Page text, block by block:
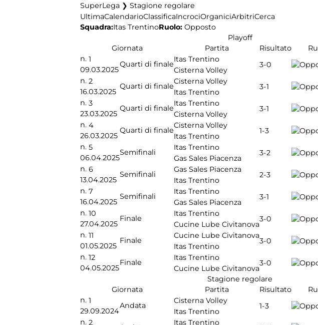
SuperLega ❯ Stagione regolare
UltimaCalendarioClassificaIncrociOrganiciArbitriCerca
Squadra:Itas TrentinoRuolo: Opposto
Playoff
Giornata
Partita Risultato
n. 1
09.03.2025
Quarti di finale
Itas Trentino
Cisterna Volley
3-0
n. 2
16.03.2025
Quarti di finale
Cisterna Volley
Itas Trentino
3-1
n. 3
23.03.2025
Quarti di finale
Itas Trentino
Cisterna Volley
3-1
n. 4
26.03.2025
Quarti di finale
Cisterna Volley
Itas Trentino
1-3
n. 5
06.04.2025
Semifinali
Itas Trentino
Gas Sales Piacenza
3-2
n. 6
13.04.2025
Semifinali
Gas Sales Piacenza
Itas Trentino
2-3
n. 7
16.04.2025
Semifinali
Itas Trentino
Gas Sales Piacenza
3-1
n. 10
27.04.2025
Finale
Itas Trentino
Cucine Lube Civitanova
3-0
n. 11
01.05.2025
Finale
Cucine Lube Civitanova
Itas Trentino
3-0
n. 12
04.05.2025
Finale
Itas Trentino
Cucine Lube Civitanova
3-0
Stagione regolare
Giornata
Partita Risultato
n. 1
29.09.2024
Andata
Cisterna Volley
Itas Trentino
1-3
n. 2
Itas Trentino